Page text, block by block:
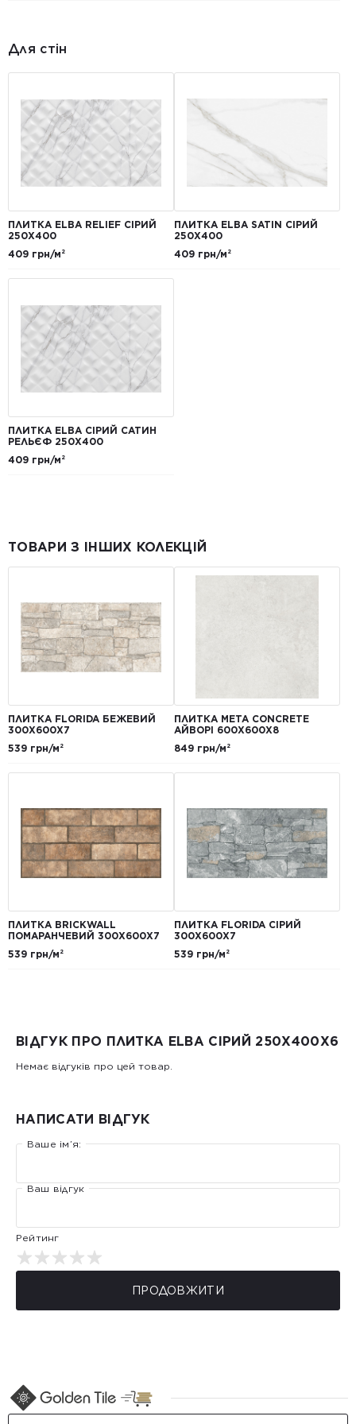
Для стін
ПЛИТКА ELBA RELIEF СІРИЙ
250X400
409 грн/м²
ПЛИТКА ELBA SATIN СІРИЙ
250X400
409 грн/м²
ПЛИТКА ELBA СІРИЙ САТИН
РЕЛЬЄФ 250Х400
409 грн/м²
ТОВАРИ З ІНШИХ КОЛЕКЦІЙ
ПЛИТКА FLORIDA БЕЖЕВИЙ
300Х600Х7
539 грн/м²
ПЛИТКА META CONCRETE
АЙВОРІ 600Х600Х8
849 грн/м²
ПЛИТКА BRICKWALL
ПОМАРАНЧЕВИЙ 300Х600Х7
539 грн/м²
ПЛИТКА FLORIDA СІРИЙ
300Х600Х7
539 грн/м²
ВІДГУК ПРО ПЛИТКА ELBA СІРИЙ 250Х400Х6
Немає відгуків про цей товар.
НАПИСАТИ ВІДГУК
Ваше ім’я:
Ваш відгук
Рейтинг
ПРОДОВЖИТИ